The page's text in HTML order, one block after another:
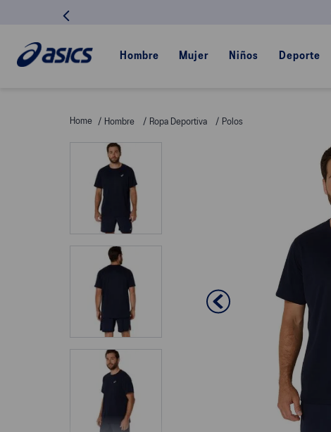
Hombre Mujer Niños Deporte
Hombre Ropa Deportiva Polos